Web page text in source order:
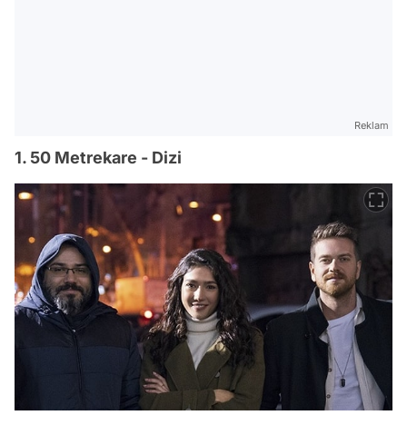
Reklam
1. 50 Metrekare - Dizi